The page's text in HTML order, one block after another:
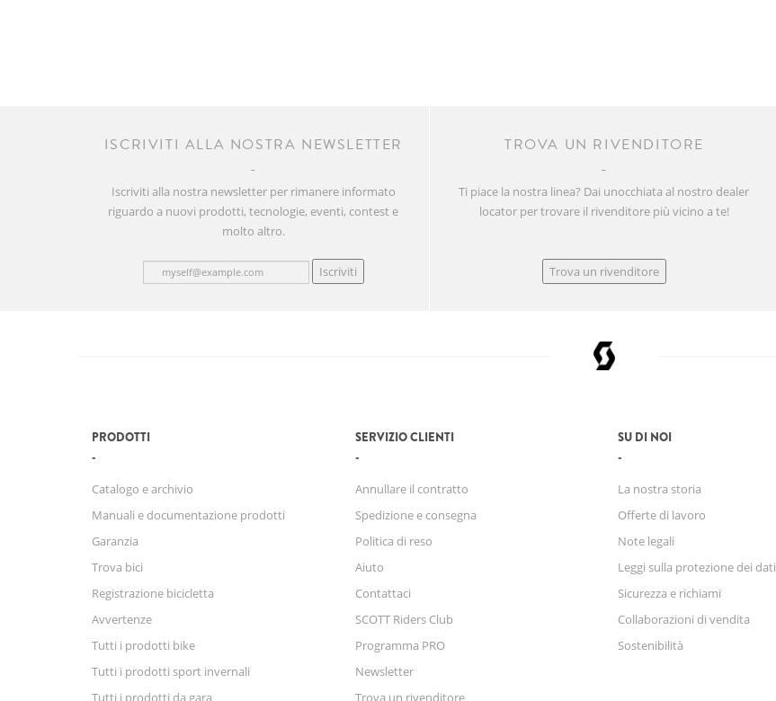
ISCRIVITI ALLA NOSTRA NEWSLETTER
Iscriviti alla nostra newsletter per rimanere informato
riguardo a nuovi prodotti, tecnologie, eventi, contest e
molto altro.
Iscriviti
TROVA UN RIVENDITORE
Ti piace la nostra linea? Dai unocchiata al nostro dealer
locator per trovare il rivenditore più vicino a te!
Trova un rivenditore
PRODOTTI
Catalogo e archivio
Manuali e documentazione prodotti
Garanzia
Trova bici
Registrazione bicicletta
Avvertenze
Tutti i prodotti bike
Tutti i prodotti sport invernali
Tutti i prodotti da gara
SERVIZIO CLIENTI
Annullare il contratto
Spedizione e consegna
Politica di reso
Aiuto
Contattaci
SCOTT Riders Club
Programma PRO
Newsletter
Trova un rivenditore
SU DI NOI
La nostra storia
Offerte di lavoro
Note legali
Leggi sulla protezione dei dati
Sicurezza e richiami
Collaborazioni di vendita
Sostenibilità